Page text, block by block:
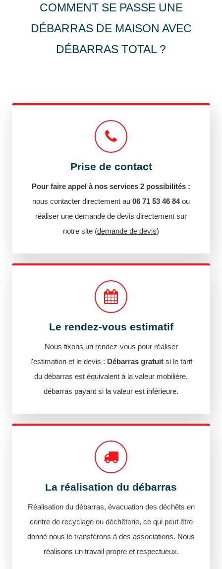
COMMENT SE PASSE UNE
DÉBARRAS DE MAISON AVEC
DÉBARRAS TOTAL ?
Prise de contact
Pour faire appel à nos services 2 possibilités :
nous contacter directement au 06 71 53 46 84ou
réaliser une demande de devis directement sur
notre site (demande de devis)
Le rendez-vous estimatif
Nous fixons un rendez-vous pour réaliser
l'estimation et le devis : Débarras gratuitsi le tarif
du débarras est équivalent à la valeur mobilière,
débarras payant si la valeur est inférieure.
La réalisation du débarras
Réalisation du débarras, évacuation des déchêts en
centre de recyclage ou déchêterie, ce qui peut être
donné nous le transférons à des associations. Nous
réalisons un travail propre et respectueux.